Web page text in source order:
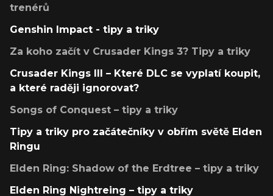
trenérů
Genshin Impact - tipy a triky
Za koho začít v Crusader Kings 3? Tipy a triky
Crusader Kings III – Které DLC se vyplatí koupit,
a které raději ignorovat?
Songs of Conquest – tipy a triky
Tipy a triky pro začátečníky v obřím světě Elden
Ringu
Elden Ring: Shadow of the Erdtree – tipy a triky
Elden Ring Nightreing – tipy a triky